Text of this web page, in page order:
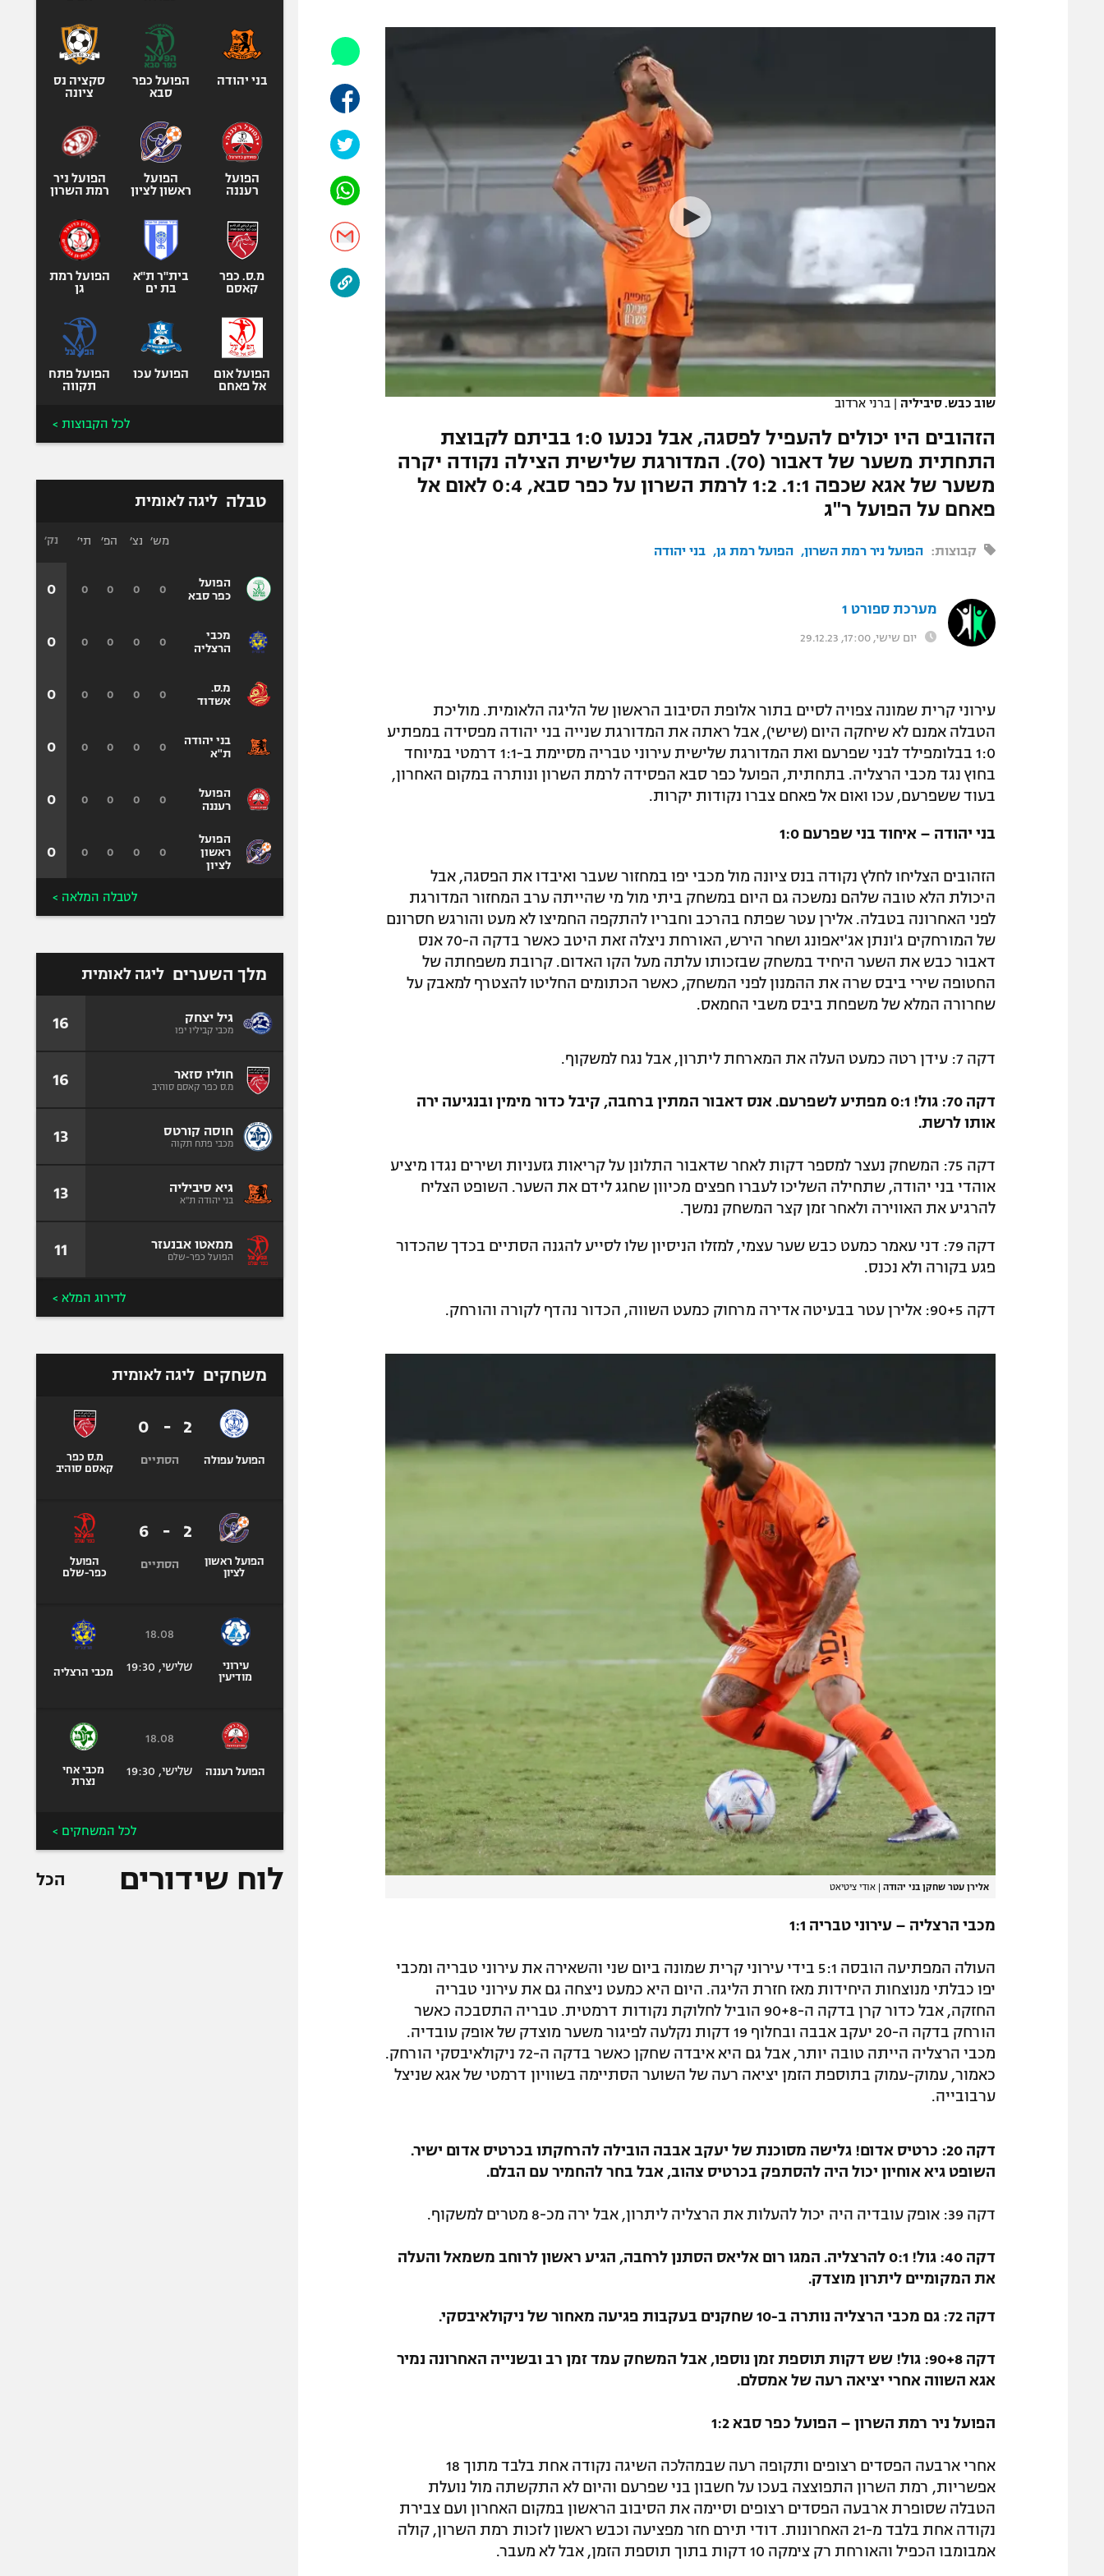
גיימינג E-Sports
תנאי שימוש
מדיניות פרטיות
תקנון פעילות ספורט 1
רשיון להקרנה פומבית לבית עסק
הצטרפות לחבילת הערוצים
לוח דרושים – ג'ובנט
הפועל תל אביב
בני יהודה
ליגה סינית
ליגה ברזילאית
ליגות נוספות
אופניים
ספורט מוטורי
כדורמים
בייסבול MLB
ספורט אתגרי
אומנויות לחימה
גיימינג E-Sports
שוב כבש. סיביליה | ברני ארדוב
הזהובים היו יכולים להעפיל לפסגה, אבל נכנעו 1:0 בביתם לקבוצת
התחתית משער של דאבור (70). המדורגת שלישית הצילה נקודה יקרה
משער של אגא שכפה 1:1. 1:2 לרמת השרון על כפר סבא, 0:4 לאום אל
פאחם על הפועל ר"ג
קבוצות: הפועל ניר רמת השרון הפועל רמת גן בני יהודה
מערכת ספורט 1
יום שישי, 17:00, 29.12.23
עירוני קרית שמונה צפויה לסיים בתור אלופת הסיבוב הראשון של הליגה הלאומית. מוליכת
הטבלה אמנם לא שיחקה היום (שישי), אבל ראתה את המדורגת שנייה בני יהודה מפסידה במפתיע
1:0 בבלומפילד לבני שפרעם ואת המדורגת שלישית עירוני טבריה מסיימת ב-1:1 דרמטי במיוחד
בחוץ נגד מכבי הרצליה. בתחתית, הפועל כפר סבא הפסידה לרמת השרון ונותרה במקום האחרון,
בעוד ששפרעם, עכו ואום אל פאחם צברו נקודות יקרות.
בני יהודה – איחוד בני שפרעם 1:0
הזהובים הצליחו לחלץ נקודה בנס ציונה מול מכבי יפו במחזור שעבר ואיבדו את הפסגה, אבל
היכולת הלא טובה שלהם נמשכה גם היום במשחק ביתי מול מי שהייתה ערב המחזור המדורגת
לפני האחרונה בטבלה. אלירן עטר שפתח בהרכב וחבריו להתקפה החמיצו לא מעט והורגש חסרונם
של המורחקים ג'ונתן אג'יאפונג ושחר הירש, האורחת ניצלה זאת היטב כאשר בדקה ה-70 אנס
דאבור כבש את השער היחיד במשחק שבזכותו עלתה מעל הקו האדום. קרובת משפחתה של
החטופה שירי ביבס שרה את ההמנון לפני המשחק, כאשר הכתומים החליטו להצטרף למאבק על
שחרורה המלא של משפחת ביבס משבי החמאס.
דקה 7: עידן רטה כמעט העלה את המארחת ליתרון, אבל נגח למשקוף.
דקה 70: גול! 0:1 מפתיע לשפרעם. אנס דאבור המתין ברחבה, קיבל כדור מימין ובנגיעה ירה
אותו לרשת.
דקה 75: המשחק נעצר למספר דקות לאחר שדאבור התלונן על קריאות גזעניות ושירים נגדו מיציע
אוהדי בני יהודה, שתחילה השליכו לעברו חפצים מכיוון שחגג לידם את השער. השופט הצליח
להרגיע את האווירה ולאחר זמן קצר המשחק נמשך.
דקה 79: דני עאמר כמעט כבש שער עצמי, למזלו הניסיון שלו לסייע להגנה הסתיים בכדך שהכדור
פגע בקורה ולא נכנס.
דקה 90+5: אלירן עטר בבעיטה אדירה מרחוק כמעט השווה, הכדור נהדף לקורה והורחק.
אלירן עטר שחקן בני יהודה | אודי ציטיאט
מכבי הרצליה – עירוני טבריה 1:1
העולה המפתיעה הובסה 5:1 בידי עירוני קרית שמונה ביום שני והשאירה את עירוני טבריה ומכבי
יפו כבלתי מנוצחות היחידות מאז חזרת הליגה. היום היא כמעט ניצחה גם את עירוני טבריה
החזקה, אבל כדור קרן בדקה ה-90+8 הוביל לחלוקת נקודות דרמטית. טבריה התסבכה כאשר
הורחק בדקה ה-20 יעקב אבבה ובחלוף 19 דקות נקלעה לפיגור משער מוצדק של אופק עובדיה.
מכבי הרצליה הייתה טובה יותר, אבל גם היא איבדה שחקן כאשר בדקה ה-72 ניקולאיבסקי הורחק.
כאמור, עמוק-עמוק בתוספת הזמן יציאה רעה של השוער הסתיימה בשוויון דרמטי של אגא שניצל
ערבובייה.
דקה 20: כרטיס אדום! גלישה מסוכנת של יעקב אבבה הובילה להרחקתו בכרטיס אדום ישיר.
השופט גיא אוחיון יכול היה להסתפק בכרטיס צהוב, אבל בחר להחמיר עם הבלם.
דקה 39: אופק עובדיה היה יכול להעלות את הרצליה ליתרון, אבל ירה מכ-8 מטרים למשקוף.
דקה 40: גול! 0:1 להרצליה. המגו רום אליאס הסתנן לרחבה, הגיע ראשון לרוחב משמאל והעלה
את המקומיים ליתרון מוצדק.
דקה 72: גם מכבי הרצליה נותרה ב-10 שחקנים בעקבות פגיעה מאחור של ניקולאיבסקי.
דקה 90+8: גול! שש דקות תוספת זמן נוספו, אבל המשחק עמד זמן רב ובשנייה האחרונה נמיר
אגא השווה אחרי יציאה רעה של אמסלם.
הפועל ניר רמת השרון – הפועל כפר סבא 1:2
אחרי ארבעה הפסדים רצופים ותקופה רעה שבמהלכה השיגה נקודה אחת בלבד מתוך 18
אפשריות, רמת השרון התפוצצה בעכו על חשבון בני שפרעם והיום לא התקשתה מול נועלת
הטבלה שסופרת ארבעה הפסדים רצופים וסיימה את הסיבוב הראשון במקום האחרון ועם צבירת
נקודה אחת בלבד מ-21 האחרונות. דודי תירם חזר מפציעה וכבש ראשון לזכות רמת השרון, קולה
אמבומבו הכפיל והאורחת רק צימקה 10 דקות בתוך תוספת הזמן, אבל לא מעבר.
בני יהודה
הפועל כפר
סבא
סקציה נס
ציונה
הפועל
רעננה
הפועל
ראשון לציון
הפועל ניר
רמת השרון
מ.ס. כפר
קאסם
בית"ר ת"א
בת ים
הפועל רמת
גן
הפועל אום
אל פאחם
הפועל עכו
הפועל פתח
תקווה
לכל הקבוצות >
טבלה ליגה לאומית
הפועל
כפר סבא
מכבי
הרצליה
מ.ס.
אשדוד
בני יהודה
ת"א
הפועל
רעננה
הפועל
ראשון
לציון
מש׳ נצ׳ הפ׳ תי׳
0
0
0
0
0
0
0
0
0
0
0
0
0
0
0
0
0
0
0
0
0
0
0
0
נק׳
0
0
0
0
0
0
לטבלה המלאה >
מלך השערים ליגה לאומית
גיל יצחק
מכבי קביליו יפו 16
חוליו סזאר
מ.ס כפר קאסם סוהיב 16
חוסה קורטס
מכבי פתח תקוה 13
גיא סיביליה
בני יהודה ת"א 13
ממאטו אבנעזר
הפועל כפר-שלם 11
לדירוג המלא >
משחקים ליגה לאומית
הפועל עפולה
2
-
0
הסתיים
מ.ס כפר
קאסם סוהיב
הפועל ראשון
לציון
2
-
6
הסתיים
הפועל
כפר-שלם
עירוני
מודיעין
18.08
שלישי, 19:30 מכבי הרצליה
הפועל רעננה
18.08
שלישי, 19:30
מכבי אחי
נצרת
לכל המשחקים >
לוח שידורים הכל